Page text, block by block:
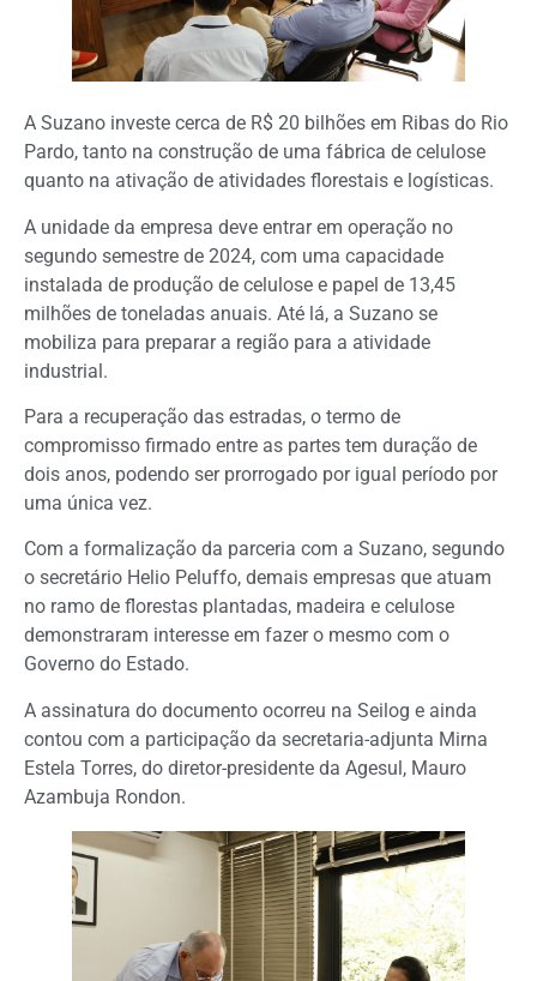
A Suzano investe cerca de R$ 20 bilhões em Ribas do Rio
Pardo, tanto na construção de uma fábrica de celulose
quanto na ativação de atividades florestais e logísticas.
A unidade da empresa deve entrar em operação no
segundo semestre de 2024, com uma capacidade
instalada de produção de celulose e papel de 13,45
milhões de toneladas anuais. Até lá, a Suzano se
mobiliza para preparar a região para a atividade
industrial.
Para a recuperação das estradas, o termo de
compromisso firmado entre as partes tem duração de
dois anos, podendo ser prorrogado por igual período por
uma única vez.
Com a formalização da parceria com a Suzano, segundo
o secretário Helio Peluffo, demais empresas que atuam
no ramo de florestas plantadas, madeira e celulose
demonstraram interesse em fazer o mesmo com o
Governo do Estado.
A assinatura do documento ocorreu na Seilog e ainda
contou com a participação da secretaria-adjunta Mirna
Estela Torres, do diretor-presidente da Agesul, Mauro
Azambuja Rondon.